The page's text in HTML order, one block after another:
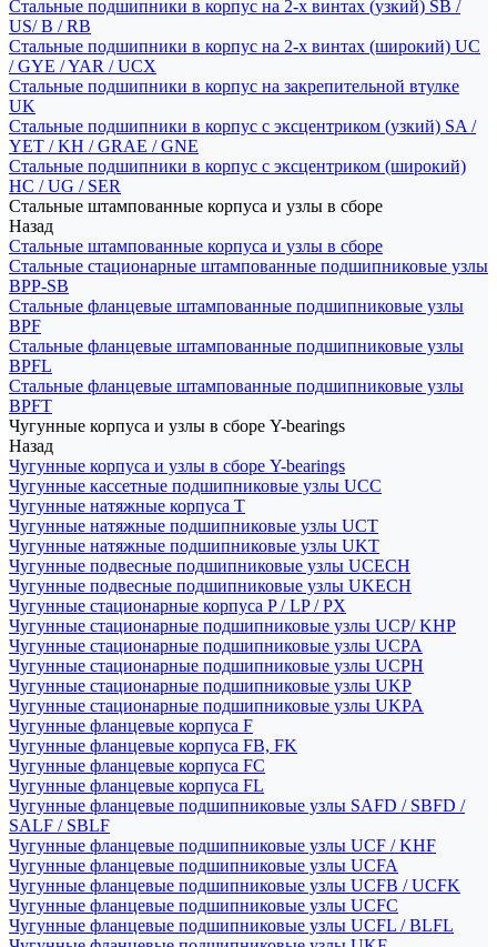
Стальные подшипники в корпус на 2-х винтах (узкий) SB /
US/ B / RB
Стальные подшипники в корпус на 2-х винтах (широкий) UC
/ GYE / YAR / UCX
Стальные подшипники в корпус на закрепительной втулке
UK
Стальные подшипники в корпус с эксцентриком (узкий) SA /
YET / KH / GRAE / GNE
Стальные подшипники в корпус с эксцентриком (широкий)
HC / UG / SER
Стальные штампованные корпуса и узлы в сборе
Назад
Стальные штампованные корпуса и узлы в сборе
Стальные стационарные штампованные подшипниковые узлы
BPP-SB
Стальные фланцевые штампованные подшипниковые узлы
BPF
Стальные фланцевые штампованные подшипниковые узлы
BPFL
Стальные фланцевые штампованные подшипниковые узлы
BPFT
Чугунные корпуса и узлы в сборе Y-bearings
Назад
Чугунные корпуса и узлы в сборе Y-bearings
Чугунные кассетные подшипниковые узлы UCC
Чугунные натяжные корпуса T
Чугунные натяжные подшипниковые узлы UCT
Чугунные натяжные подшипниковые узлы UKT
Чугунные подвесные подшипниковые узлы UCECH
Чугунные подвесные подшипниковые узлы UKECH
Чугунные стационарные корпуса P / LP / PX
Чугунные стационарные подшипниковые узлы UCP/ KHP
Чугунные стационарные подшипниковые узлы UCPA
Чугунные стационарные подшипниковые узлы UCPH
Чугунные стационарные подшипниковые узлы UKP
Чугунные стационарные подшипниковые узлы UKPA
Чугунные фланцевые корпуса F
Чугунные фланцевые корпуса FB, FK
Чугунные фланцевые корпуса FC
Чугунные фланцевые корпуса FL
Чугунные фланцевые подшипниковые узлы SAFD / SBFD /
SALF / SBLF
Чугунные фланцевые подшипниковые узлы UCF / KHF
Чугунные фланцевые подшипниковые узлы UCFA
Чугунные фланцевые подшипниковые узлы UCFB / UCFK
Чугунные фланцевые подшипниковые узлы UCFC
Чугунные фланцевые подшипниковые узлы UCFL / BLFL